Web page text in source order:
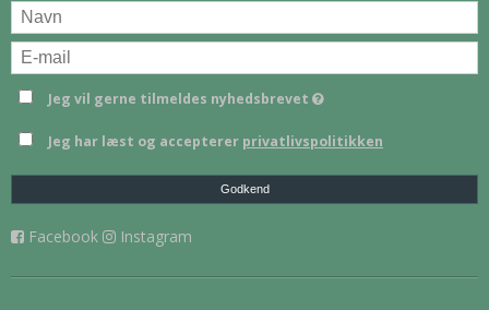
Jeg vil gerne tilmeldes nyhedsbrevet
Jeg har læst og accepterer privatlivspolitikken
Godkend
Facebook Instagram